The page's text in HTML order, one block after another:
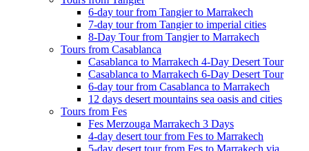
6-day tour from Tangier to Marrakech
7-day tour from Tangier to imperial cities
8-Day Tour from Tangier to Marrakech
Tours from Casablanca
Casablanca to Marrakech 4-Day Desert Tour
Casablanca to Marrakech 6-Day Desert Tour
6-day tour from Casablanca to Marrakech
12 days desert mountains sea oasis and cities
Tours from Fes
Fes Merzouga Marrakech 3 Days
4-day desert tour from Fes to Marrakech
5-day desert tour from Fes to Marrakech via